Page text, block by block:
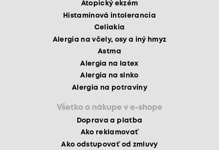
Atopický ekzém
Histamínová intolerancia
Celiakia
Alergia na včely, osy a iný hmyz
Astma
Alergia na latex
Alergia na slnko
Alergia na potraviny
Všetko o nákupe v e-shope
Doprava a platba
Ako reklamovať
Ako odstupovať od zmluvy